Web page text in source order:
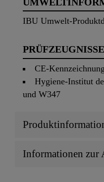
IBU Umwelt-
PRÜFZEUGNISSE
CE-
Hygiene-Institut
und W347
Informationen zur